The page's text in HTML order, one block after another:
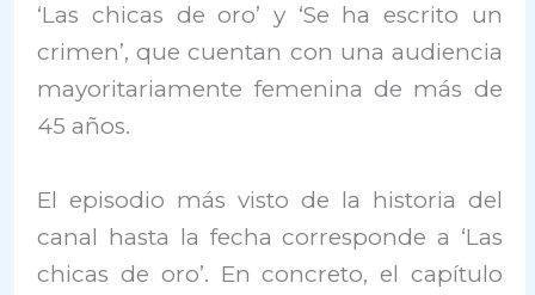
‘Las chicas de oro’ y ‘Se ha escrito un
crimen’, que cuentan con una audiencia
mayoritariamente femenina de más de
45 años.
El episodio más visto de la historia del
canal hasta la fecha corresponde a ‘Las
chicas de oro’. En concreto, el capítulo